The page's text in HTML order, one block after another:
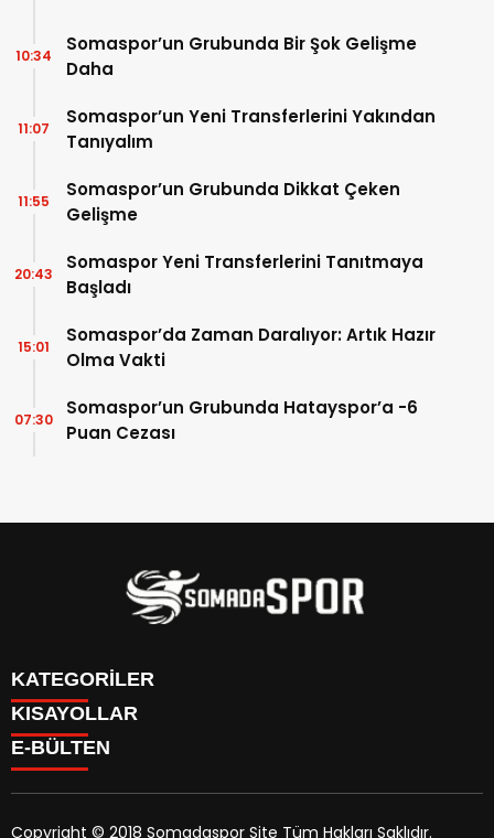
Somaspor’un Grubunda Bir Şok Gelişme
Daha
10:34
Somaspor’un Yeni Transferlerini Yakından
Tanıyalım
11:07
Somaspor’un Grubunda Dikkat Çeken
Gelişme
11:55
Somaspor Yeni Transferlerini Tanıtmaya
Başladı
20:43
Somaspor’da Zaman Daralıyor: Artık Hazır
Olma Vakti
15:01
Somaspor’un Grubunda Hatayspor’a -6
Puan Cezası
07:30
KATEGORİLER
İletişim
İstatistikler & Puan Durumu & Fikstür
Yayın Politikamız
KISAYOLLAR
Genel
Somaspor
E-BÜLTEN
Copyright © 2018 Somadaspor Site Tüm Hakları Saklıdır.